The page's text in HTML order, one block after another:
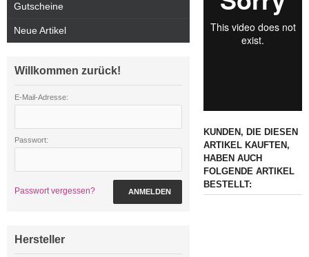
KUNDEN, DIE DIESEN
ARTIKEL KAUFTEN,
HABEN AUCH
FOLGENDE ARTIKEL
BESTELLT:
Gutscheine
Neue Artikel
Willkommen zurück!
E-Mail-Adresse:
Passwort:
Passwort vergessen? ANMELDEN
Hersteller